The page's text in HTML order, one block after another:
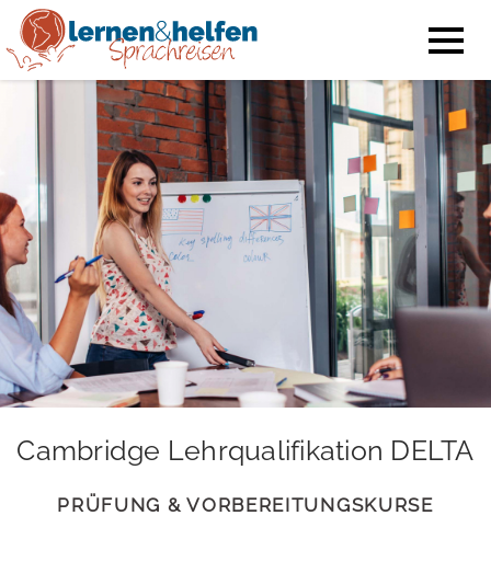
Cambridge Lehrqualifikation DELTA
PRÜFUNG & VORBEREITUNGSKURSE